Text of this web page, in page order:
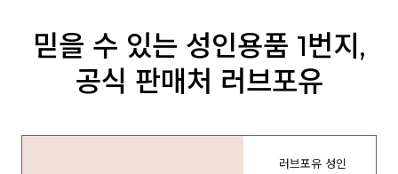
믿을 수 있는 성인용품 1번지,
공식 판매처 러브포유
러브포유 성인